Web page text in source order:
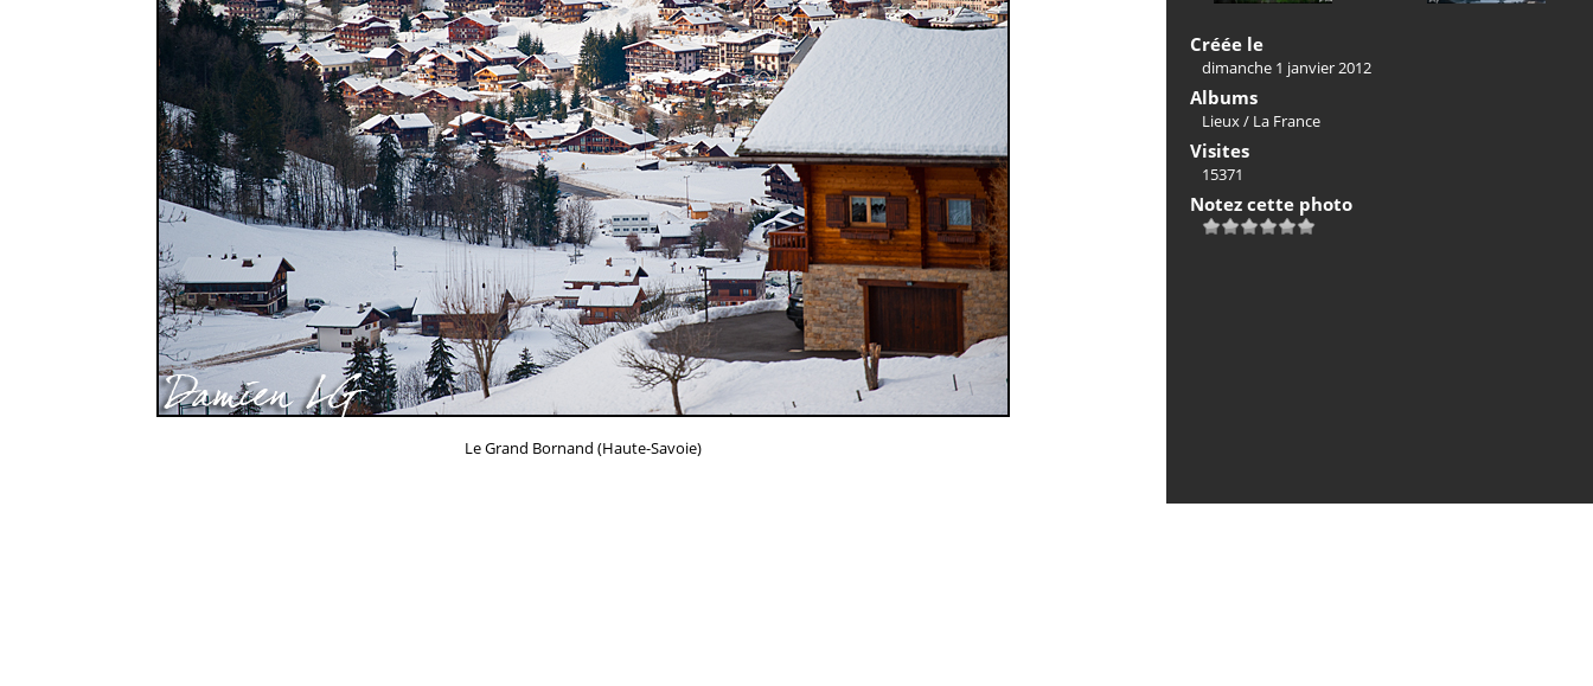
Le Grand Bornand (Haute-Savoie)
Créée le
dimanche 1 janvier 2012
Albums
Lieux/ La France
Visites
15371
Notez cette photo